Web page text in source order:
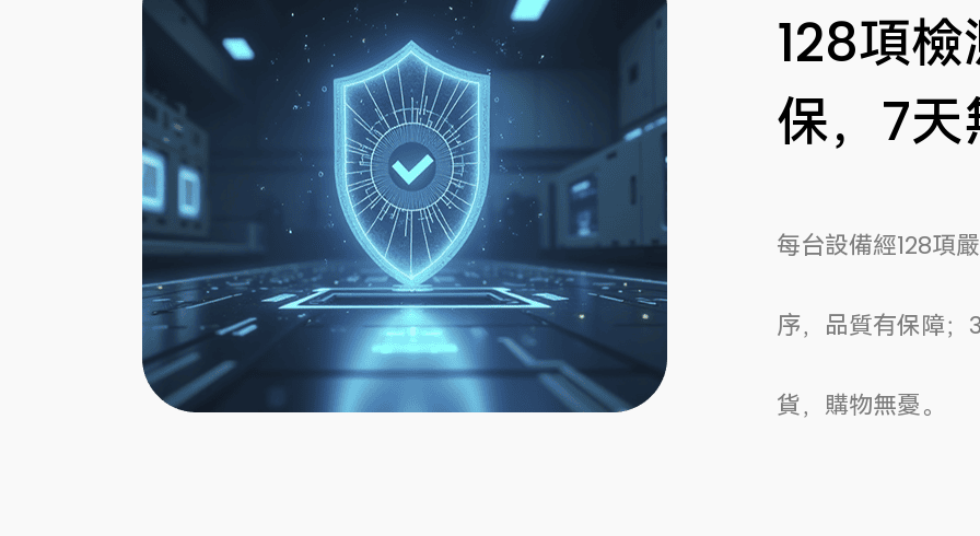
128項
保，7
每台設備經128項
序，品質有保障
貨，購物無憂。